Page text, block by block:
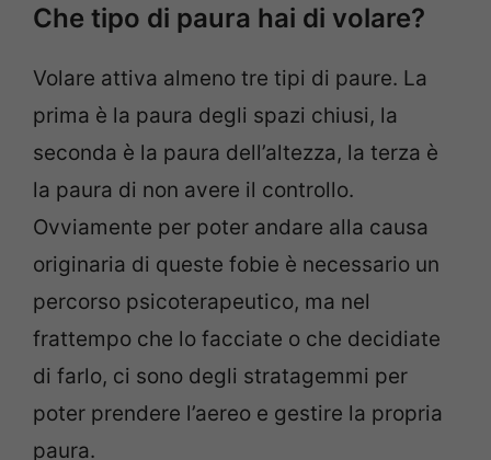
Che tipo di paura hai di volare?
Volare attiva almeno tre tipi di paure. La
prima è la paura degli spazi chiusi, la
seconda è la paura dell’altezza, la terza è
la paura di non avere il controllo.
Ovviamente per poter andare alla causa
originaria di queste fobie è necessario un
percorso psicoterapeutico, ma nel
frattempo che lo facciate o che decidiate
di farlo, ci sono degli stratagemmi per
poter prendere l’aereo e gestire la propria
paura.